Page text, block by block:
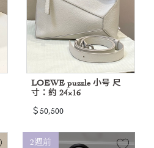
LOEWE puzzle 小号 尺
寸：約 24×16
＄50,500
2週前